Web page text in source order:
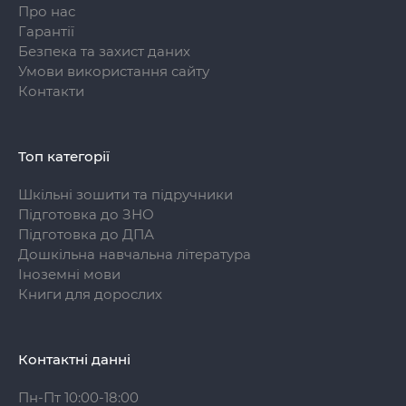
Про нас
Гарантії
Безпека та захист даних
Умови використання сайту
Контакти
Топ категорії
Шкільні зошити та підручники
Підготовка до ЗНО
Підготовка до ДПА
Дошкільна навчальна література
Іноземні мови
Книги для дорослих
Контактні данні
Пн-Пт 10:00-18:00